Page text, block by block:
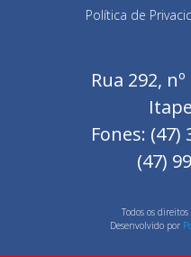
Política de
Rua 292,
Fones: (47)
(47)
Todos os
Desenvolvido por